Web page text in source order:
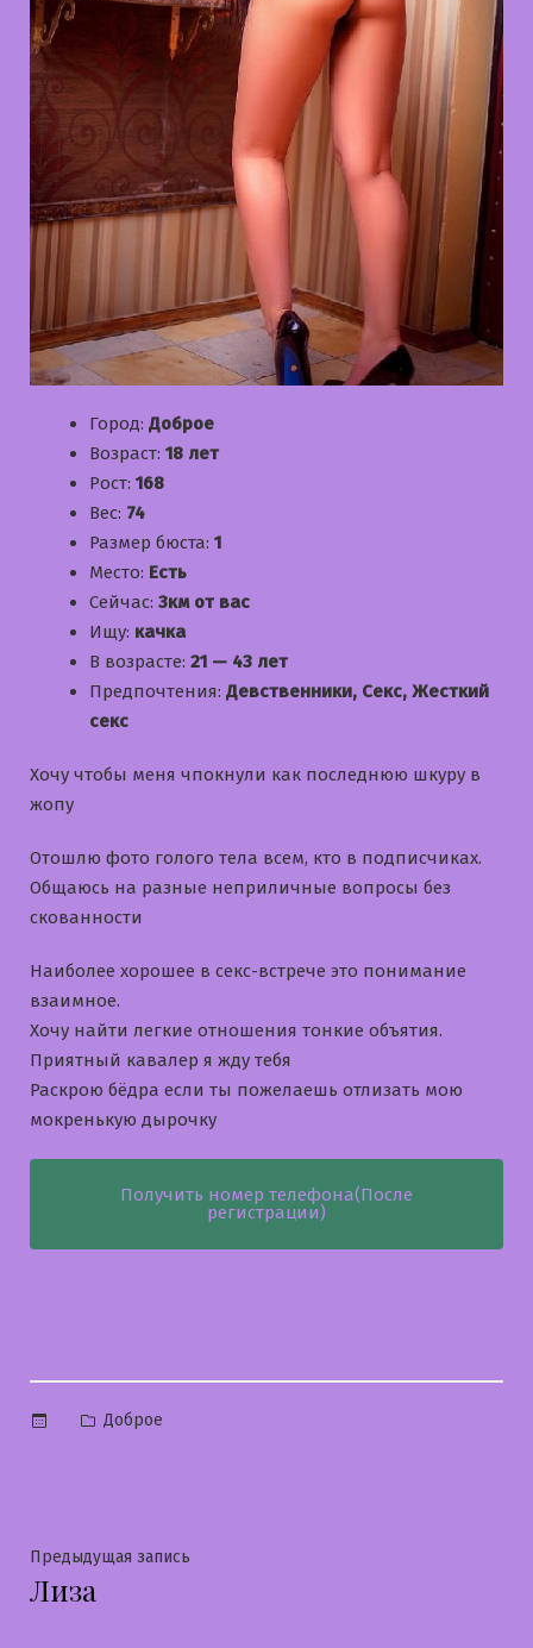
Город: Доброе
Возраст: 18 лет
Рост: 168
Вес: 74
Размер бюста: 1
Место: Есть
Сейчас: 3км от вас
Ищу: качка
В возрасте: 21 — 43 лет
Предпочтения: Девственники, Секс, Жесткий
секс
Хочу чтобы меня чпокнули как последнюю шкуру в
жопу
Отошлю фото голого тела всем, кто в подписчиках.
Общаюсь на разные неприличные вопросы без
скованности
Наиболее хорошее в секс-встрече это понимание
взаимное.
Хочу найти легкие отношения тонкие объятия.
Приятный кавалер я жду тебя
Раскрою бёдра если ты пожелаешь отлизать мою
мокренькую дырочку
Получить номер телефона(После
регистрации)
Опубликовано
Доброе
Навигация
по
Предыдущая запись
Лиза